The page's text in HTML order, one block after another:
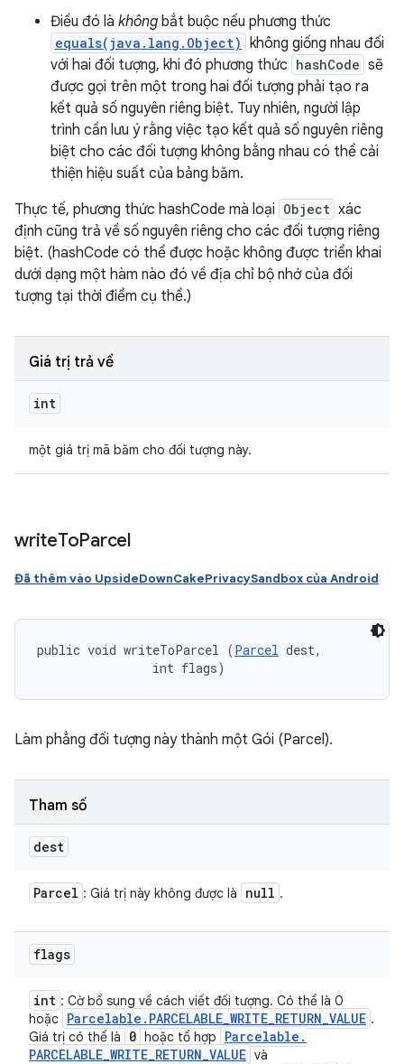
Điều đó là không bắt buộc nếu phương thức
equals(java.lang.Object) không giống nhau đối
với hai đối tượng, khi đó phương thức hashCode sẽ
được gọi trên một trong hai đối tượng phải tạo ra
kết quả số nguyên riêng biệt. Tuy nhiên, người lập
trình cần lưu ý rằng việc tạo kết quả số nguyên riêng
biệt cho các đối tượng không bằng nhau có thể cải
thiện hiệu suất của bảng băm.
Thực tế, phương thức hashCode mà loại Object xác
định cũng trả về số nguyên riêng cho các đối tượng riêng
biệt. (hashCode có thể được hoặc không được triển khai
dưới dạng một hàm nào đó về địa chỉ bộ nhớ của đối
tượng tại thời điểm cụ thể.)
Giá trị trả về
int
một giá trị mã băm cho đối tượng này.
writeToParcel
Đã thêm vào UpsideDownCakePrivacySandbox của Android
public void writeToParcel (Parcel dest,
                int flags)
Làm phẳng đối tượng này thành một Gói (Parcel).
Tham số
dest
Parcel : Giá trị này không được là null .
flags
int : Cờ bổ sung về cách viết đối tượng. Có thể là 0
hoặc Parcelable . PARCELABLE_WRITE_RETURN_VALUE .
Giá trị có thể là
0 hoặc tổ hợp Parcelable .
PARCELABLE_WRITE_RETURN_VALUE và